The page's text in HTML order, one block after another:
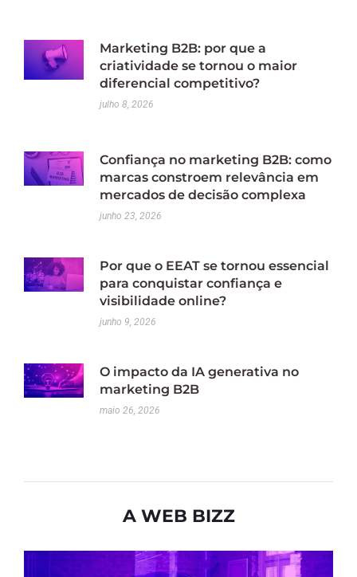
Marketing B2B: por que a
criatividade se tornou o maior
diferencial competitivo?
julho 8, 2026
Confiança no marketing B2B: como
marcas constroem relevância em
mercados de decisão complexa
junho 23, 2026
Por que o EEAT se tornou essencial
para conquistar confiança e
visibilidade online?
junho 9, 2026
O impacto da IA generativa no
marketing B2B
maio 26, 2026
A WEB BIZZ